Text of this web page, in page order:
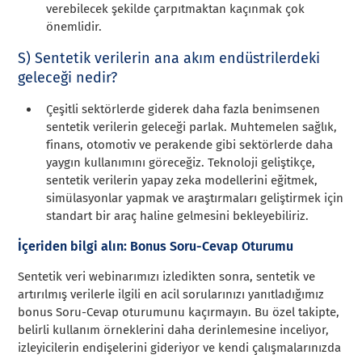
verebilecek şekilde çarpıtmaktan kaçınmak çok
önemlidir.
S) Sentetik verilerin ana akım endüstrilerdeki
geleceği nedir?
Çeşitli sektörlerde giderek daha fazla benimsenen
sentetik verilerin geleceği parlak. Muhtemelen sağlık,
finans, otomotiv ve perakende gibi sektörlerde daha
yaygın kullanımını göreceğiz. Teknoloji geliştikçe,
sentetik verilerin yapay zeka modellerini eğitmek,
simülasyonlar yapmak ve araştırmaları geliştirmek için
standart bir araç haline gelmesini bekleyebiliriz.
İçeriden bilgi alın: Bonus Soru-Cevap Oturumu
Sentetik veri webinarımızı izledikten sonra, sentetik ve
artırılmış verilerle ilgili en acil sorularınızı yanıtladığımız
bonus Soru-Cevap oturumunu kaçırmayın. Bu özel takipte,
belirli kullanım örneklerini daha derinlemesine inceliyor,
izleyicilerin endişelerini gideriyor ve kendi çalışmalarınızda